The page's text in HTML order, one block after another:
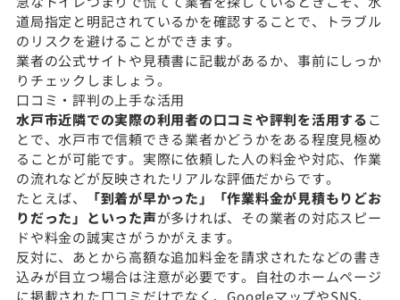
道局指定と明記されているかを確認することで、トラブル
のリスクを避けることができます。
業者の公式サイトや見積書に記載があるか、事前にしっか
りチェックしましょう。
口コミ・評判の上手な活用
水戸市近隣での実際の利用者の口コミや評判を活用するこ
とで、水戸市で信頼できる業者かどうかをある程度見極め
ることが可能です。実際に依頼した人の料金や対応、作業
の流れなどが反映されたリアルな評価だからです。
たとえば、
「到着が早かった」「作業料金が見積もりどお
りだった」といった声が多ければ、その業者の対応スピー
ドや料金の誠実さがうかがえます。
反対に、あとから高額な追加料金を請求されたなどの書き
込みが目立つ場合は注意が必要です。自社のホームページ
に掲載された口コミだけでなく、GoogleマップやSNS、